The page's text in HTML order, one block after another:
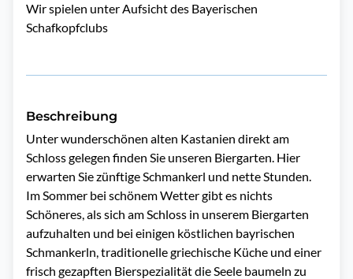
Wir spielen unter Aufsicht des Bayerischen
Schafkopfclubs
Beschreibung
Unter wunderschönen alten Kastanien direkt am
Schloss gelegen finden Sie unseren Biergarten. Hier
erwarten Sie zünftige Schmankerl und nette Stunden.
Im Sommer bei schönem Wetter gibt es nichts
Schöneres, als sich am Schloss in unserem Biergarten
aufzuhalten und bei einigen köstlichen bayrischen
Schmankerln, traditionelle griechische Küche und einer
frisch gezapften Bierspezialität die Seele baumeln zu